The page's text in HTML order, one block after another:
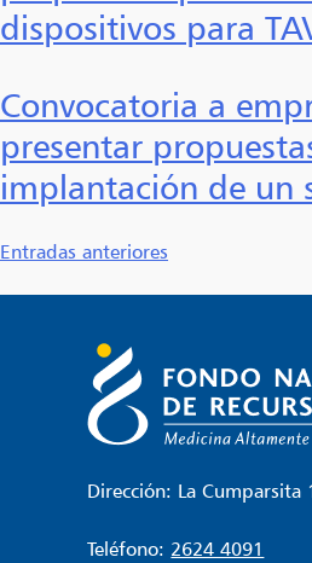
dispositivos para
Convocatoria a
presentar
implantación de un
Navegación
de
entradas
Entradas anteriores
Dirección: La Cumparsita
Teléfono: 2624 4091